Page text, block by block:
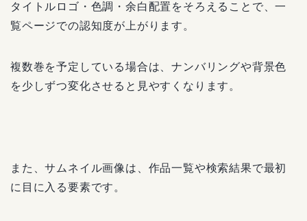
タイトルロゴ・色調・余白配置をそろえることで、一
覧ページでの認知度が上がります。
複数巻を予定している場合は、ナンバリングや背景色
を少しずつ変化させると見やすくなります。
また、サムネイル画像は、作品一覧や検索結果で最初
に目に入る要素です。